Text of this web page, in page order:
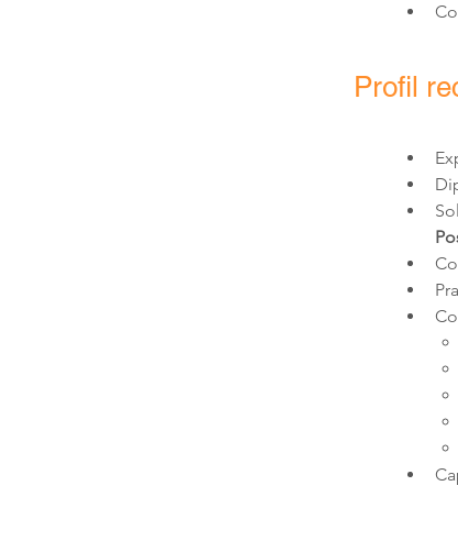
Profil